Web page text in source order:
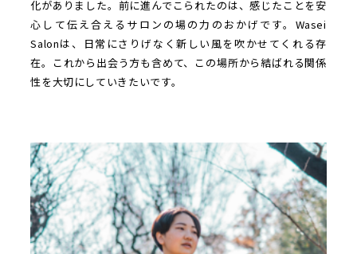
化がありました。前に進んでこられたのは、感じたことを安
心して伝え合えるサロンの場の力のおかげです。Wasei
Salonは、日常にさりげなく新しい風を吹かせてくれる存
在。これから出会う方も含めて、この場所から結ばれる関係
性を大切にしていきたいです。